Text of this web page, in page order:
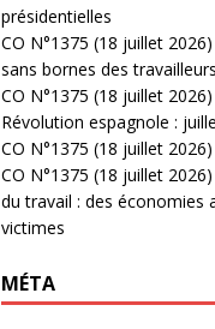
présidentielles
CO N°1375 (18 juillet
sans bornes des travailleurs
CO N°1375 (18 juillet
Révolution espagnole :
CO N°1375 (18 juillet
CO N°1375 (18 juillet
du travail : des économies
victimes
MÉTA